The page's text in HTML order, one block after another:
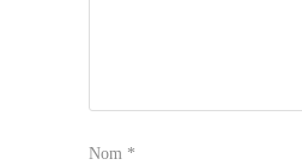
Nom *